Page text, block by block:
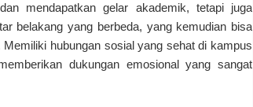
mendapatkan gelar akademik, tetapi juga
belakang yang berbeda, yang kemudian bisa
hubungan sosial yang sehat di kampus
dukungan emosional yang sangat